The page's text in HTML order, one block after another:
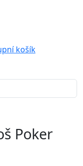
košík
Poker